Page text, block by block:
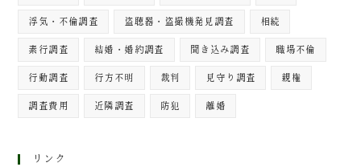
浮気・不倫調査 盗聴器・盗撮機発見調査 相続
素行調査 結婚・婚約調査 聞き込み調査 職場不倫
行動調査 行方不明 裁判 見守り調査 親権
調査費用 近隣調査 防犯 離婚
リンク